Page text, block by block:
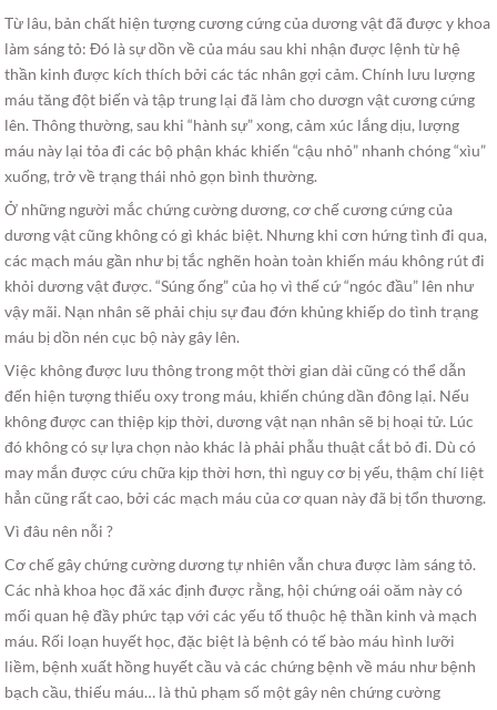
Từ lâu, bản chất hiện tượng cương cứng của dương vật đã được y khoa
làm sáng tỏ: Đó là sự dồn về của máu sau khi nhận được lệnh từ hệ
thần kinh được kích thích bởi các tác nhân gợi cảm. Chính lưu lượng
máu tăng đột biến và tập trung lại đã làm cho dươgn vật cương cứng
lên. Thông thường, sau khi “hành sự” xong, cảm xúc lắng dịu, lượng
máu này lại tỏa đi các bộ phận khác khiến “cậu nhỏ” nhanh chóng “xìu”
xuống, trở về trạng thái nhỏ gọn bình thường.
Ở những người mắc chứng cường dương, cơ chế cương cứng của
dương vật cũng không có gì khác biệt. Nhưng khi cơn hứng tình đi qua,
các mạch máu gần như bị tắc nghẽn hoàn toàn khiến máu không rút đi
khỏi dương vật được. “Súng ống” của họ vì thế cứ “ngóc đầu” lên như
vậy mãi. Nạn nhân sẽ phải chịu sự đau đớn khủng khiếp do tình trạng
máu bị dồn nén cục bộ này gây lên.
Việc không được lưu thông trong một thời gian dài cũng có thể dẫn
đến hiện tượng thiếu oxy trong máu, khiến chúng dần đông lại. Nếu
không được can thiệp kịp thời, dương vật nạn nhân sẽ bị hoại tử. Lúc
đó không có sự lựa chọn nào khác là phải phẫu thuật cắt bỏ đi. Dù có
may mắn được cứu chữa kịp thời hơn, thì nguy cơ bị yếu, thậm chí liệt
hẳn cũng rất cao, bởi các mạch máu của cơ quan này đã bị tổn thương.
Vì đâu nên nỗi ?
Cơ chế gây chứng cường dương tự nhiên vẫn chưa được làm sáng tỏ.
Các nhà khoa học đã xác định được rằng, hội chứng oái oăm này có
mối quan hệ đầy phức tạp với các yếu tố thuộc hệ thần kinh và mạch
máu. Rối loạn huyết học, đặc biệt là bệnh có tế bào máu hình lưỡi
liềm, bệnh xuất hồng huyết cầu và các chứng bệnh về máu như bệnh
bạch cầu, thiếu máu… là thủ phạm số một gây nên chứng cường